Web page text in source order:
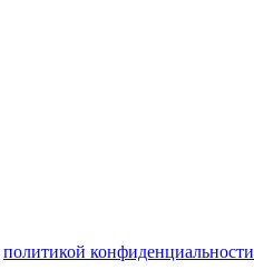
политикой конфиденциальности